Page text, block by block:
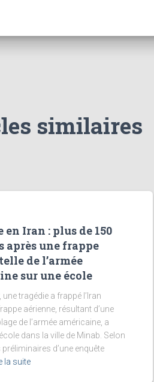
similaires
en Iran : plus de 150
après une frappe
de l’armée
sur une école
une tragédie a frappé l’Iran
aérienne, résultant d’une
de l’armée américaine, a
dans la ville de Minab. Selon
préliminaires d’une enquête
la suite